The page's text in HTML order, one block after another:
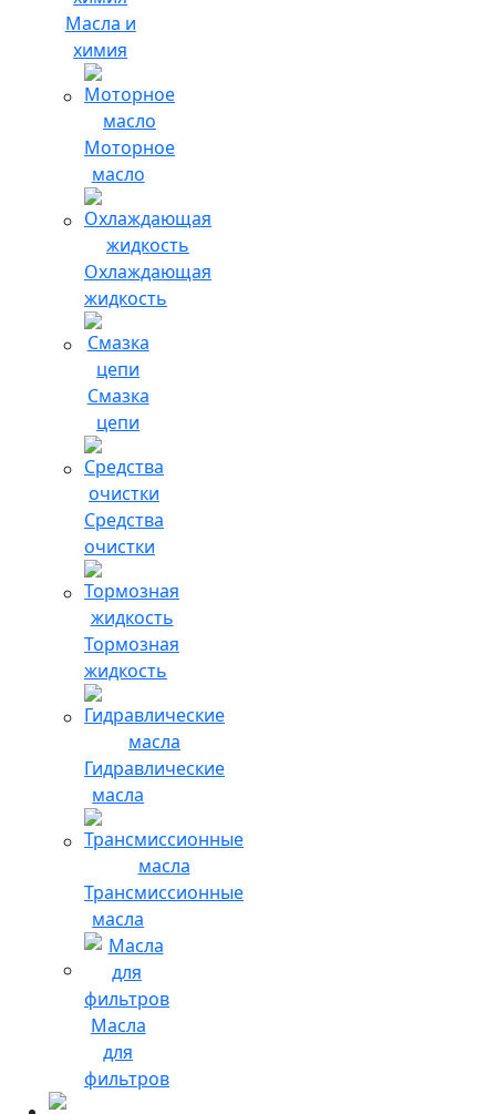
Масла и
химия
Моторное
масло
Охлаждающая
жидкость
Смазка
цепи
Средства
очистки
Тормозная
жидкость
Гидравлические
масла
Трансмиссионные
масла
Масла
для
фильтров